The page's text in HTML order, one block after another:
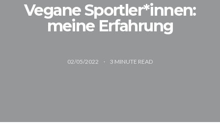
Vegane Sportler*innen:
meine Erfahrung
02/05/2022 3 MINUTE READ